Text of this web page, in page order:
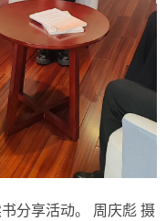
分享活动。 周庆彪 摄